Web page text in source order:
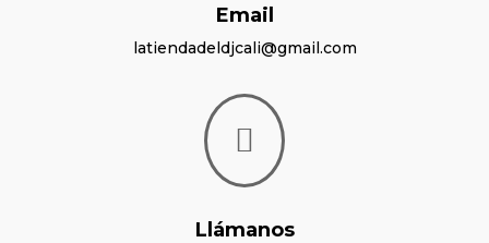
Email
latiendadeldjcali@gmail.com

Llámanos